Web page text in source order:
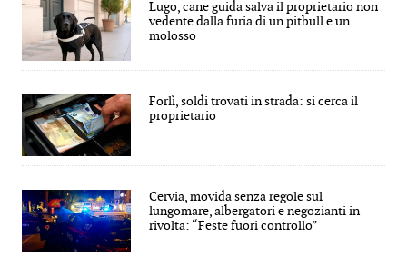
Lugo, cane guida salva il proprietario non
vedente dalla furia di un pitbull e un
molosso
Forlì, soldi trovati in strada: si cerca il
proprietario
Cervia, movida senza regole sul
lungomare, albergatori e negozianti in
rivolta: “Feste fuori controllo”